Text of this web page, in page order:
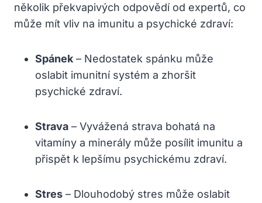
několik překvapivých odpovědí od expertů, co
může mít vliv na imunitu a psychické zdraví:
Spánek – Nedostatek spánku může
oslabit imunitní systém a zhoršit
psychické zdraví.
Strava – Vyvážená strava bohatá na
vitamíny a minerály může posílit imunitu a
přispět k lepšímu psychickému zdraví.
Stres – Dlouhodobý stres může oslabit